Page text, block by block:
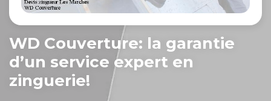
WD Couverture: la garantie
d’un service expert en
zinguerie!